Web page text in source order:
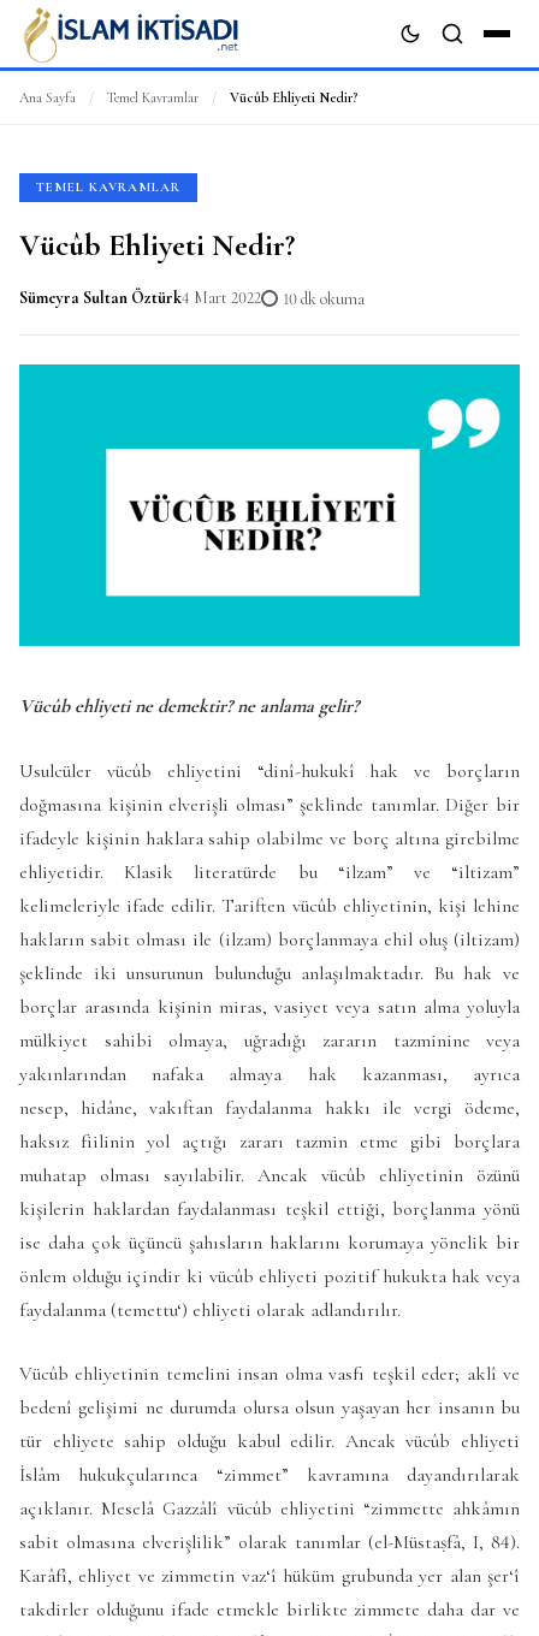
Ana Sayfa / Temel Kavramlar / Vücûb Ehliyeti Nedir?
TEMEL KAVRAMLAR
Vücûb Ehliyeti Nedir?
Sümeyra Sultan Öztürk4 Mart 2022 10 dk okuma
Vücûb ehliyeti ne demektir? ne anlama gelir?
Usulcüler vücûb ehliyetini “dinî-hukukî hak ve borçların
doğmasına kişinin elverişli olması” şeklinde tanımlar. Diğer bir
ifadeyle kişinin haklara sahip olabilme ve borç altına girebilme
ehliyetidir. Klasik literatürde bu “ilzam” ve “iltizam”
kelimeleriyle ifade edilir. Tariften vücûb ehliyetinin, kişi lehine
hakların sabit olması ile (ilzam) borçlanmaya ehil oluş (iltizam)
şeklinde iki unsurunun bulunduğu anlaşılmaktadır. Bu hak ve
borçlar arasında kişinin miras, vasiyet veya satın alma yoluyla
mülkiyet sahibi olmaya, uğradığı zararın tazminine veya
yakınlarından nafaka almaya hak kazanması, ayrıca
nesep, hidâne, vakıftan faydalanma hakkı ile vergi ödeme,
haksız fiilinin yol açtığı zararı tazmin etme gibi borçlara
muhatap olması sayılabilir. Ancak vücûb ehliyetinin özünü
kişilerin haklardan faydalanması teşkil ettiği, borçlanma yönü
ise daha çok üçüncü şahısların haklarını korumaya yönelik bir
önlem olduğu içindir ki vücûb ehliyeti pozitif hukukta hak veya
faydalanma (temettu‘) ehliyeti olarak adlandırılır.
Vücûb ehliyetinin temelini insan olma vasfı teşkil eder; aklî ve
bedenî gelişimi ne durumda olursa olsun yaşayan her insanın bu
tür ehliyete sahip olduğu kabul edilir. Ancak vücûb ehliyeti
İslâm hukukçularınca “zimmet” kavramına dayandırılarak
açıklanır. Meselâ Gazzâlî vücûb ehliyetini “zimmette ahkâmın
sabit olmasına elverişlilik” olarak tanımlar (el-Müstaṣfâ, I, 84).
Karâfî, ehliyet ve zimmetin vaz‘î hüküm grubunda yer alan şer‘î
takdirler olduğunu ifade etmekle birlikte zimmete daha dar ve